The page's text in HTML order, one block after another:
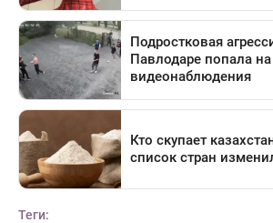
Теги: